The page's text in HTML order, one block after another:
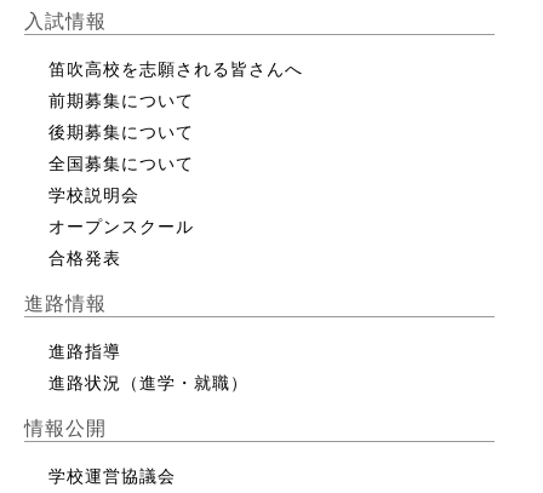
入試情報
笛吹高校を志願される皆さんへ
前期募集について
後期募集について
全国募集について
学校説明会
オープンスクール
合格発表
進路情報
進路指導
進路状況（進学・就職）
情報公開
学校運営協議会